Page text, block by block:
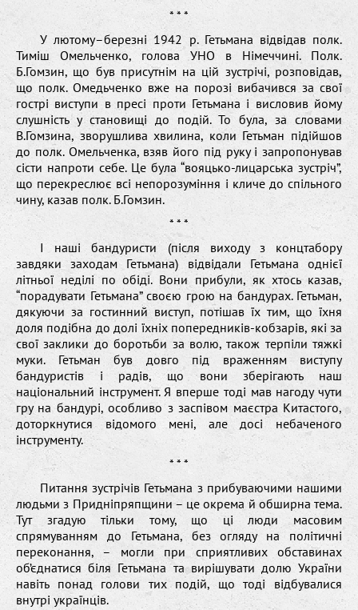
* * *
У лютому–березні 1942 р. Гетьмана відвідав полк.
Тиміш Омельченко, голова УНО в Німеччині. Полк.
Б.Гомзин, що був присутнім на цій зустрічі, розповідав,
що полк. Омедьченко вже на порозі вибачився за свої
гострі виступи в пресі проти Гетьмана і висловив йому
слушність у становищі до подій. То була, за словами
В.Гомзина, зворушлива хвилина, коли Гетьман підійшов
до полк. Омельченка, взяв його під руку і запропонував
сісти напроти себе. Це була “вояцько-лицарська зустріч”,
що перекреслює всі непорозуміння і кличе до спільного
чину, казав полк. Б.Гомзин.
* * *
І наші бандуристи (після виходу з концтабору
завдяки заходам Гетьмана) відвідали Гетьмана однієї
літньої неділі по обіді. Вони прибули, як хтось казав,
“порадувати Гетьмана” своєю грою на бандурах. Гетьман,
дякуючи за гостинний виступ, потішав їх тим, що їхня
доля подібна до долі їхніх попередників-кобзарів, які за
свої заклики до боротьби за волю, також терпіли тяжкі
муки. Гетьман був довго під враженням виступу
бандуристів і радів, що вони зберігають наш
національний інструмент. Я вперше тоді мав нагоду чути
гру на бандурі, особливо з заспівом маєстра Китастого,
доторкнутися відомого мені, але досі небаченого
інструменту.
* * *
Питання зустрічів Гетьмана з прибуваючими нашими
людьми з Придніпряпщини – це окрема й обширна тема.
Тут згадую тільки тому, що ці люди масовим
спрямуванням до Гетьмана, без огляду на політичні
переконання, – могли при сприятливих обставинах
об’єднатися біля Гетьмана та вирішувати долю України
навіть понад голови тих подій, що тоді відбувалися
внутрі українців.